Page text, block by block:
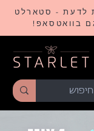
לדעת - סטארלט
בוואטסאפ!